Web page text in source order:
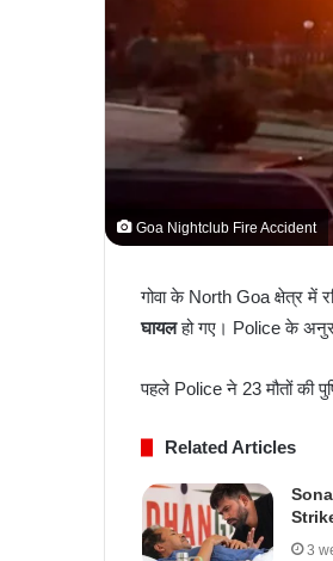
Goa Nightclub Fire Accident
गोवा के North Goa क्षेत्र में
घायलहो गए। Police के
पहले Police ने 23 मौतों की
Related Articles
3